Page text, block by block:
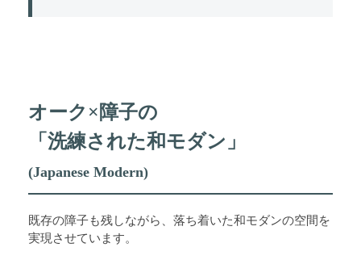
オーク×障子の
「洗練された和モダン」
(Japanese Modern)
既存の障子も残しながら、落ち着いた和モダンの空間を
実現させています。